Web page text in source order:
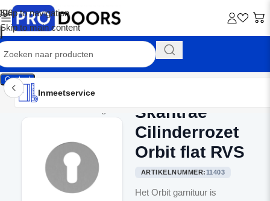
Skip to navigation
Skip to main content
Contact
Inmeetservice
Montageservice
Advies op maat
Showroom
Inmeetservice
Skantrae
Cilinderrozet
Orbit flat RVS
ARTIKELNUMMER:11403
Het Orbit garnituur is